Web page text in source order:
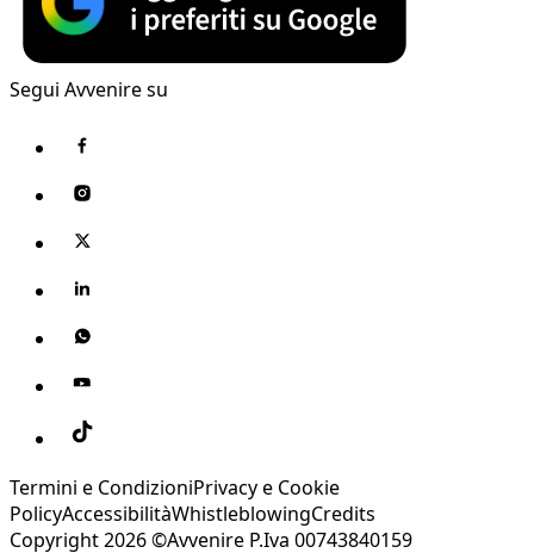
Segui Avvenire su
Termini e CondizioniPrivacy e Cookie
PolicyAccessibilitàWhistleblowingCredits
Copyright 2026 ©Avvenire P.Iva 00743840159